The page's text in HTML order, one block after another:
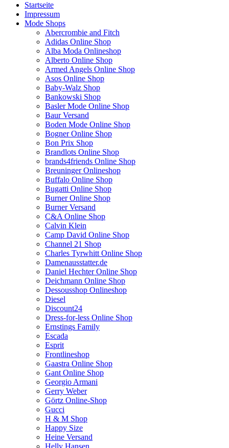
Startseite
Impressum
Mode Shops
Abercrombie and Fitch
Adidas Online Shop
Alba Moda Onlineshop
Alberto Online Shop
Armed Angels Online Shop
Asos Online Shop
Baby-Walz Shop
Bankowski Shop
Basler Mode Online Shop
Baur Versand
Boden Mode Online Shop
Bogner Online Shop
Bon Prix Shop
Brandlots Online Shop
brands4friends Online Shop
Breuninger Onlineshop
Buffalo Online Shop
Bugatti Online Shop
Burner Online Shop
Burner Versand
C&A Online Shop
Calvin Klein
Camp David Online Shop
Channel 21 Shop
Charles Tyrwhitt Online Shop
Damenausstatter.de
Daniel Hechter Online Shop
Deichmann Online Shop
Dessousshop Onlineshop
Diesel
Discount24
Dress-for-less Online Shop
Ernstings Family
Escada
Esprit
Frontlineshop
Gaastra Online Shop
Gant Online Shop
Georgio Armani
Gerry Weber
Görtz Online-Shop
Gucci
H & M Shop
Happy Size
Heine Versand
Helly Hansen